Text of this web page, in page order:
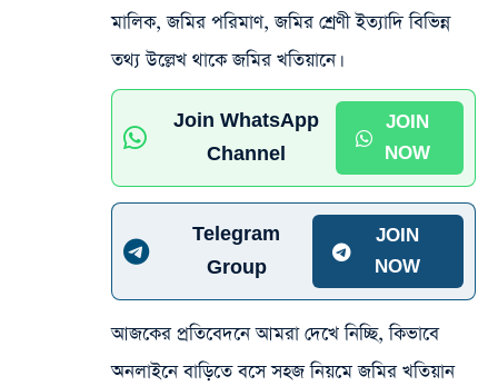
মালিক, জমির পরিমাণ, জমির শ্রেণী ইত্যাদি বিভিন্ন
তথ্য উল্লেখ থাকে জমির খতিয়ানে।
Join WhatsApp
Channel
JOIN
NOW
Telegram
Group
JOIN
NOW
আজকের প্রতিবেদনে আমরা দেখে নিচ্ছি, কিভাবে
অনলাইনে বাড়িতে বসে সহজ নিয়মে জমির খতিয়ান